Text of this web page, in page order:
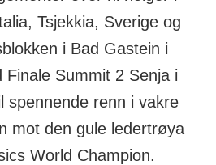
Tsjekkia, Sverige og
i Bad Gastein i
Summit 2 Senja i
spennende renn i vakre
mot den gule ledertrøya
World Champion.